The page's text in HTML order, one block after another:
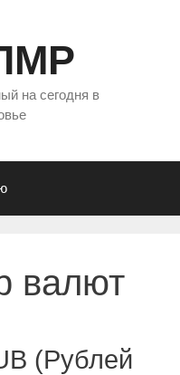
на сегодня в
валют
(Рублей